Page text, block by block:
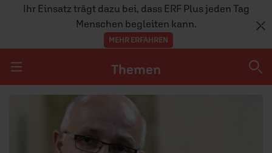
Ihr Einsatz trägt dazu bei, dass ERF Plus jeden Tag
Menschen begleiten kann.
MEHR ERFAHREN
Navigation überspringen
Themen
DOSSIERS